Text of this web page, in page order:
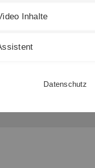
Commons Lizenz
Inhalte
Datenschutz